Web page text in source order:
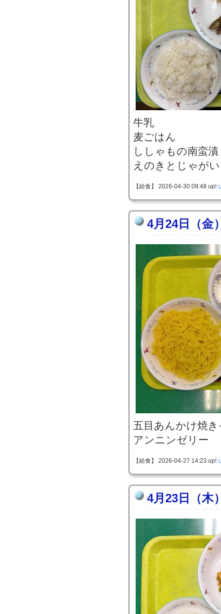
牛乳
麦ごはん
ししゃもの南蛮
えのきとじゃが
【給食】 2026-04-30 09:48 up!
4月24日（金
五目あんかけ焼
アンニンゼリー
【給食】 2026-04-27 14:23 up!
4月23日（木